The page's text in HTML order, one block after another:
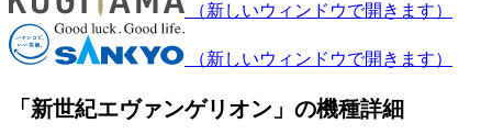
（新しいウィンドウで開きます）
（新しいウィンドウで開きます）
「新世紀エヴァンゲリオン」の機種詳細